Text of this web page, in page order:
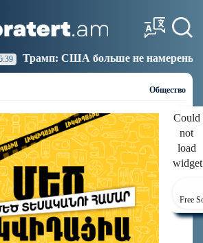
не намерены вести торговлю с
Общество
Could
not
load
Free